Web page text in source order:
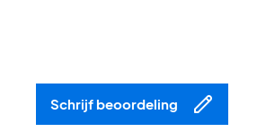
Schrijf beoordeling